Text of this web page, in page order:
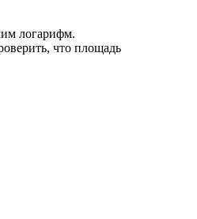
логарифм.
что площадь